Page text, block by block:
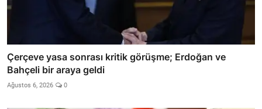
Çerçeve yasa sonrası kritik görüşme; Erdoğan ve
Bahçeli bir araya geldi
Ağustos 6, 2026 0